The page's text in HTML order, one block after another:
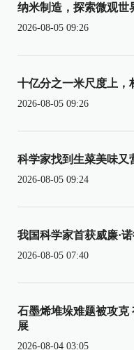
纳米制造，探索微观世
2026-08-05 09:26
十亿分之一米尺度上，
2026-08-05 09:26
科学家找到生菜美味又
2026-08-05 09:24
我国科学家首获威廉·
2026-08-05 07:40
石墨烯堆垛难题被攻克
展
2026-08-04 03:05